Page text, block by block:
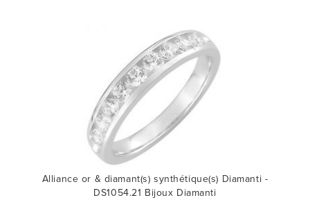
Alliance or & diamant(s) synthétique(s) Diamanti -
DS1054.21 Bijoux Diamanti